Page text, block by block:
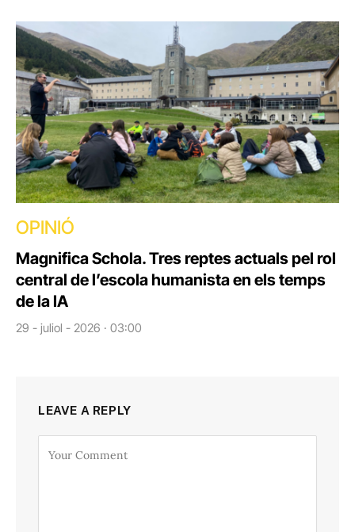
OPINIÓ
Magnifica Schola. Tres reptes actuals pel rol
central de l’escola humanista en els temps
de la IA
29 - juliol - 2026 · 03:00
LEAVE A REPLY